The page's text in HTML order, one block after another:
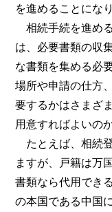
を進めることにな
相続手続を進め
は、必要書類の収
な書類を集める必
場所や申請の仕方
要するかはさまざ
用意すればよいの
たとえば、相続
ますが、戸籍は万
書類なら代用でき
の本国である中国